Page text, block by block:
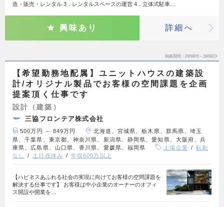
造・販売・レンタル 3．レンタルスペースの運営 4．立体式駐車…
興味あり 詳細へ
掲載期間 26/08/05～26/08/23
【希望勤務地配属】ユニットハウスの建築設
計/オリジナル製品でお客様の空間課題を企画
提案頂く仕事です
設計（建築）
三協フロンテア株式会社
500万円 ～ 849万円
北海道、宮城県、栃木県、群馬県、埼玉
県、千葉県、東京都、神奈川県、新潟県、静岡県、愛知県、大阪府、兵
庫県、広島県、山口県、香川県、愛媛県、福岡県
上場企業
転勤
なし
土日祝休み 年収600万以上
【ハピネスあふれる社会の実現に向けてお客様の空間課題を
解決する仕事です】 お客様は中小企業のオーナーのオフィ
ス開設や開業を…